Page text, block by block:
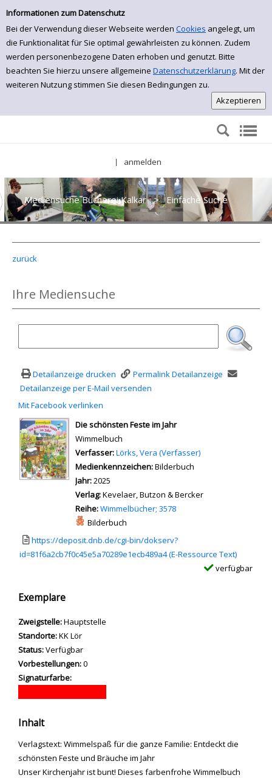
Einfache Suche
Informationen zum Datenschutz
Bei der Verwendung dieser Webseite werden Cookies angelegt, um
die Funktionalität für Sie optimal gewährleisten zu können. Zudem
werden personenbezogene Daten erhoben und genutzt. Bitte
beachten Sie hierzu unsere allgemeine Datenschutzerklärung. Mit der
weiteren Nutzung stimmen Sie diesen Bedingungen zu.
Zur Detailanzeige springen
| anmelden
Mediensuche Bücherei Kalkar>Einfache Suche
zurück
Ihre Mediensuche
Detailanzeige drucken
Permalink Detailanzeige
Detailanzeige per E-Mail versenden
Mit Facebook verlinken
wird in neuem Tab geöffnet
Die schönsten Feste im Jahr
Wimmelbuch
Verfasser:Suche nach diesem Verfasser
Lörks, Vera (Verfasser)
Medienkennzeichen:Bilderbuch
Jahr:2025
Verlag:Kevelaer, Butzon & Bercker
Reihe:Wimmelbücher; 3578
Mediengruppe:
Bilderbuch
Link zu einem externen Medieninhalt - wird in neuem Tab geöffnet
https://deposit.dnb.de/cgi-bin/dokserv?
id=81f6a2cb7f0c45e5a70289e1ecb489a4 (E-Ressource Text)
verfügbar
Exemplare
Zweigstelle:Hauptstelle
Standorte:KK Lör
Status:Verfügbar
Vorbestellungen:0
Signaturfarbe:
Inhalt
Verlagstext: Wimmelspaß für die ganze Familie: Entdeckt die
schönsten Feste und Bräuche im Jahr
Unser Kirchenjahr ist bunt! Dieses farbenfrohe Wimmelbuch